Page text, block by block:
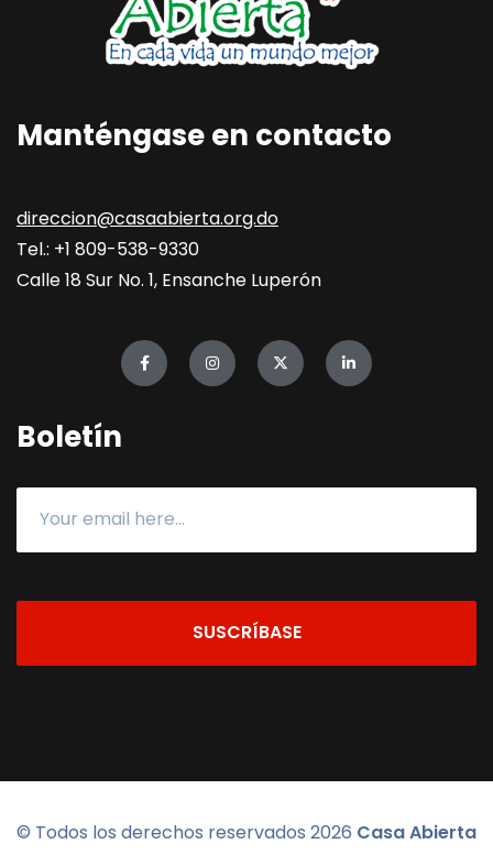
Manténgase en contacto
direccion@casaabierta.org.do
Tel.: +1 809-538-9330
Calle 18 Sur No. 1, Ensanche Luperón
Boletín
SUSCRÍBASE
© Todos los derechos reservados 2026 Casa Abierta